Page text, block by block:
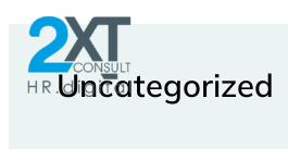
content
Uncategorized